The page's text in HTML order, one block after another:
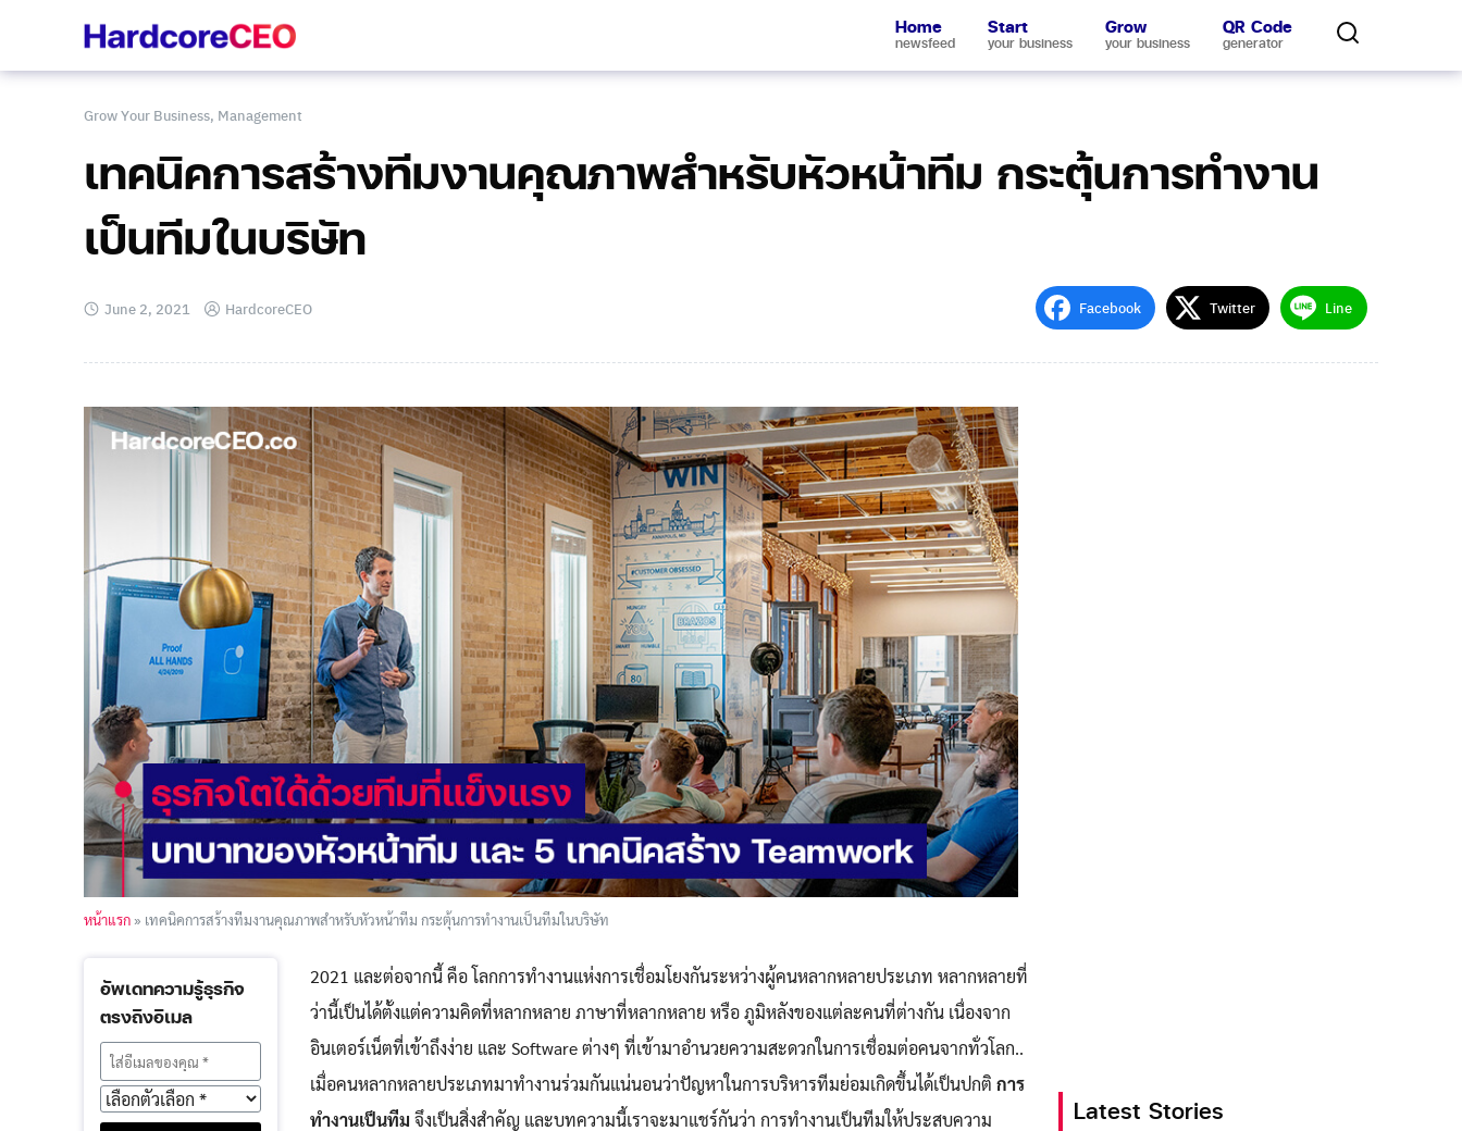
content
Home
newsfeed
Start
your business
Grow
your business
QR Code
generator
Grow Your Business, Management
เทคนิคการสร้างทีมงานคุณภาพสำหรับหัวหน้าทีม กระตุ้นการทำงาน
เป็นทีมในบริษัท
June 2, 2021 HardcoreCEO Facebook Twitter Line
หน้าแรก » เทคนิคการสร้างทีมงานคุณภาพสำหรับหัวหน้าทีม กระตุ้นการทำงานเป็นทีมในบริษัท
อัพเดทความรู้ธุรกิจ
ตรงถึงอีเมล
2021 และต่อจากนี้ คือ โลกการทำงานแห่งการเชื่อมโยงกันระหว่างผู้คนหลากหลายประเภท หลากหลายที่
ว่านี้เป็นได้ตั้งแต่ความคิดที่หลากหลาย ภาษาที่หลากหลาย หรือ ภูมิหลังของแต่ละคนที่ต่างกัน เนื่องจาก
อินเตอร์เน็ตที่เข้าถึงง่าย และ Software ต่างๆ ที่เข้ามาอำนวยความสะดวกในการเชื่อมต่อคนจากทั่วโลก..
เมื่อคนหลากหลายประเภทมาทำงานร่วมกันแน่นอนว่าปัญหาในการบริหารทีมย่อมเกิดขึ้นได้เป็นปกติ การ
ทำงานเป็นทีม จึงเป็นสิ่งสำคัญ และบทความนี้เราจะมาแชร์กันว่า การทํางานเป็นทีมให้ประสบความ
Latest Stories